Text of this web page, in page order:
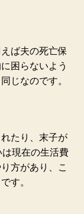
ば夫の死亡保
困らないよう
じなのです。
たり、末子が
現在の生活費
方があり、こ
す。